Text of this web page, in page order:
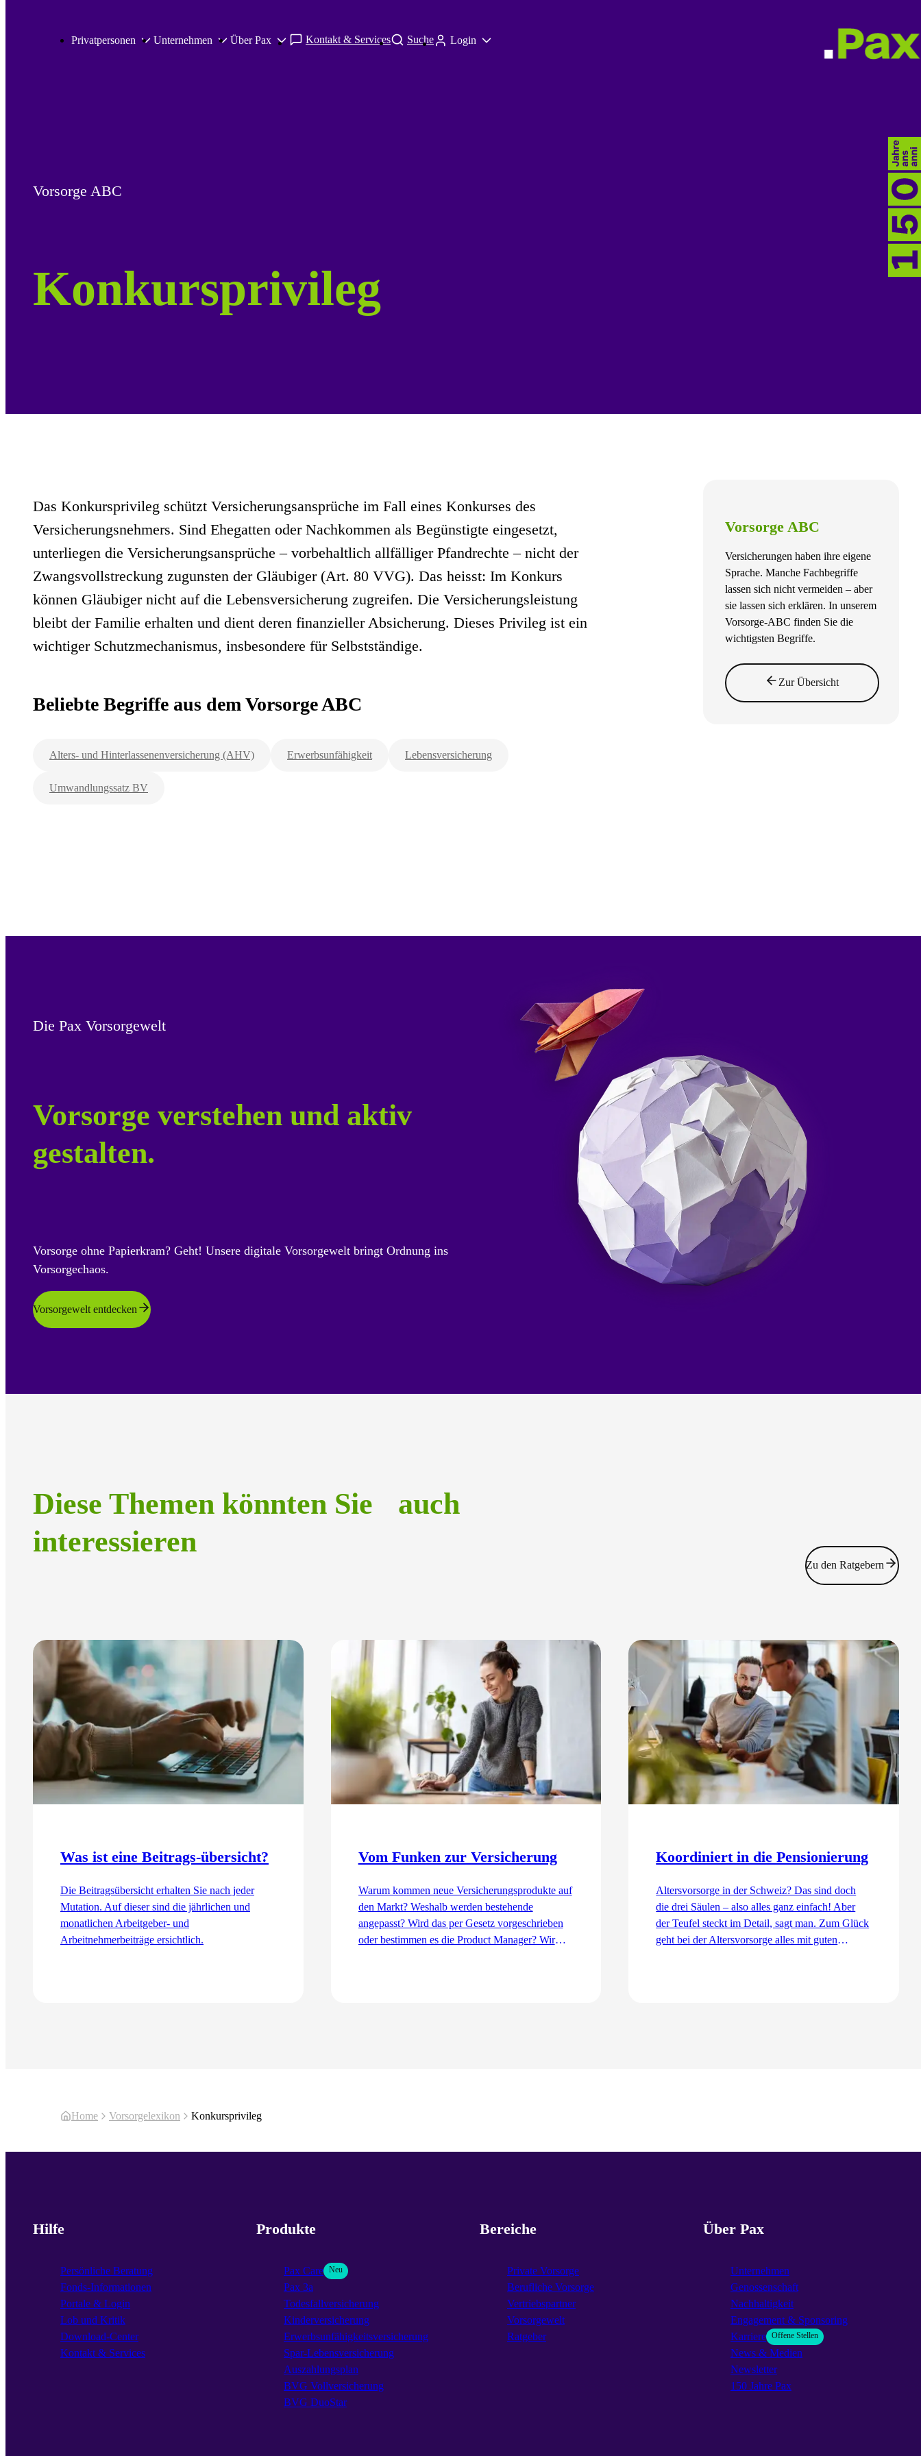
Privatpersonen Unternehmen Über Pax Kontakt & Services Suche Login
Vorsorge ABC
Konkursprivileg
Das Konkursprivileg schützt Versicherungsansprüche im Fall eines Konkurses des
Versicherungsnehmers. Sind Ehegatten oder Nachkommen als Begünstigte eingesetzt,
unterliegen die Versicherungsansprüche – vorbehaltlich allfälliger Pfandrechte – nicht der
Zwangsvollstreckung zugunsten der Gläubiger (Art. 80 VVG). Das heisst: Im Konkurs
können Gläubiger nicht auf die Lebensversicherung zugreifen. Die Versicherungsleistung
bleibt der Familie erhalten und dient deren finanzieller Absicherung. Dieses Privileg ist ein
wichtiger Schutzmechanismus, insbesondere für Selbstständige.
Beliebte Begriffe aus dem Vorsorge ABC
Alters- und Hinterlassenenversicherung (AHV) Erwerbsunfähigkeit Lebensversicherung
Umwandlungssatz BV
Vorsorge ABC
Versicherungen haben ihre eigene
Sprache. Manche Fachbegriffe
lassen sich nicht vermeiden – aber
sie lassen sich erklären. In unserem
Vorsorge-ABC finden Sie die
wichtigsten Begriffe.
Zur Übersicht
Die Pax Vorsorgewelt
Vorsorge verstehen und aktiv
gestalten.
Vorsorge ohne Papierkram? Geht! Unsere digitale Vorsorgewelt bringt Ordnung ins
Vorsorgechaos.
Vorsorgewelt entdecken
Diese Themen könnten Sie auch
interessieren
Was ist eine Beitrags-übersicht?
Die Beitragsübersicht erhalten Sie nach jeder
Mutation. Auf dieser sind die jährlichen und
monatlichen Arbeitgeber- und
Arbeitnehmerbeiträge ersichtlich.
Vom Funken zur Versicherung
Warum kommen neue Versicherungsprodukte auf
den Markt? Weshalb werden bestehende
angepasst? Wird das per Gesetz vorgeschrieben
oder bestimmen es die Product Manager? Wir
Koordiniert in die Pensionierung
Altersvorsorge in der Schweiz? Das sind doch
die drei Säulen – also alles ganz einfach! Aber
der Teufel steckt im Detail, sagt man. Zum Glück
geht bei der Altersvorsorge alles mit guten
Zu den Ratgebern
Home Vorsorgelexikon Konkursprivileg
Hilfe
Persönliche Beratung
Fonds-Informationen
Portale & Login
Lob und Kritik
Download-Center
Kontakt & Services
Produkte
Pax Care Neu
Pax 3a
Todesfallversicherung
Kinderversicherung
Erwerbsunfähigkeitsversicherung
Spar-Lebensversicherung
Auszahlungsplan
BVG Vollversicherung
BVG DuoStar
Bereiche
Private Vorsorge
Berufliche Vorsorge
Vertriebspartner
Vorsorgewelt
Ratgeber
Über Pax
Unternehmen
Genossenschaft
Nachhaltigkeit
Engagement & Sponsoring
Karriere Offene Stellen
News & Medien
Newsletter
150 Jahre Pax